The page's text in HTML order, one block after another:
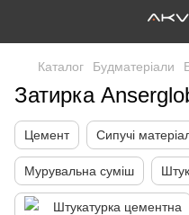
Каталог Будматеріали
Затирка
Цемент Сипучі
Мурувальна суміш
Штукатурка цементна